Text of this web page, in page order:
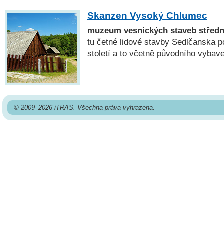
Skanzen Vysoký Chlumec
muzeum vesnických staveb
tu četné lidové stavby Sedlčanska
století a to včetně původního
© 2009–2026 iTRAS. Všechna práva vyhrazena.